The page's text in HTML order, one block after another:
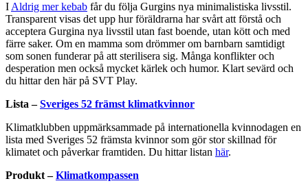
I Aldrig mer kebab får du följa Gurgins nya minimalistiska livsstil.
Transparent visas det upp hur föräldrarna har svårt att förstå och
acceptera Gurgina nya livsstil utan fast boende, utan kött och med
färre saker. Om en mamma som drömmer om barnbarn samtidigt
som sonen funderar på att sterilisera sig. Många konflikter och
desperation men också mycket kärlek och humor. Klart sevärd och
du hittar den här på SVT Play.
Lista –Sveriges 52 främst klimatkvinnor
Klimatklubben uppmärksammade på internationella kvinnodagen en
lista med Sveriges 52 främsta kvinnor som gör stor skillnad för
klimatet och påverkar framtiden. Du hittar listan här.
Produkt –Klimatkompassen